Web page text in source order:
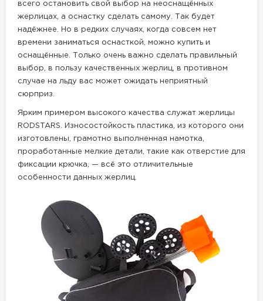
всего остановить свой выбор на неоснащённых
жерлицах, а оснастку сделать самому. Так будет
надёжнее. Но в редких случаях, когда совсем нет
времени заниматься оснасткой, можно купить и
оснащённые. Только очень важно сделать правильный
выбор, в пользу качественных жерлиц, в противном
случае на льду вас может ожидать неприятный
сюрприз.
Ярким примером высокого качества служат жерлицы
RODSTARS. Износостойкость пластика, из которого они
изготовлены, грамотно выполненная намотка,
проработанные мелкие детали, такие как отверстие для
фиксации крючка, — всё это отличительные
особенности данных жерлиц.